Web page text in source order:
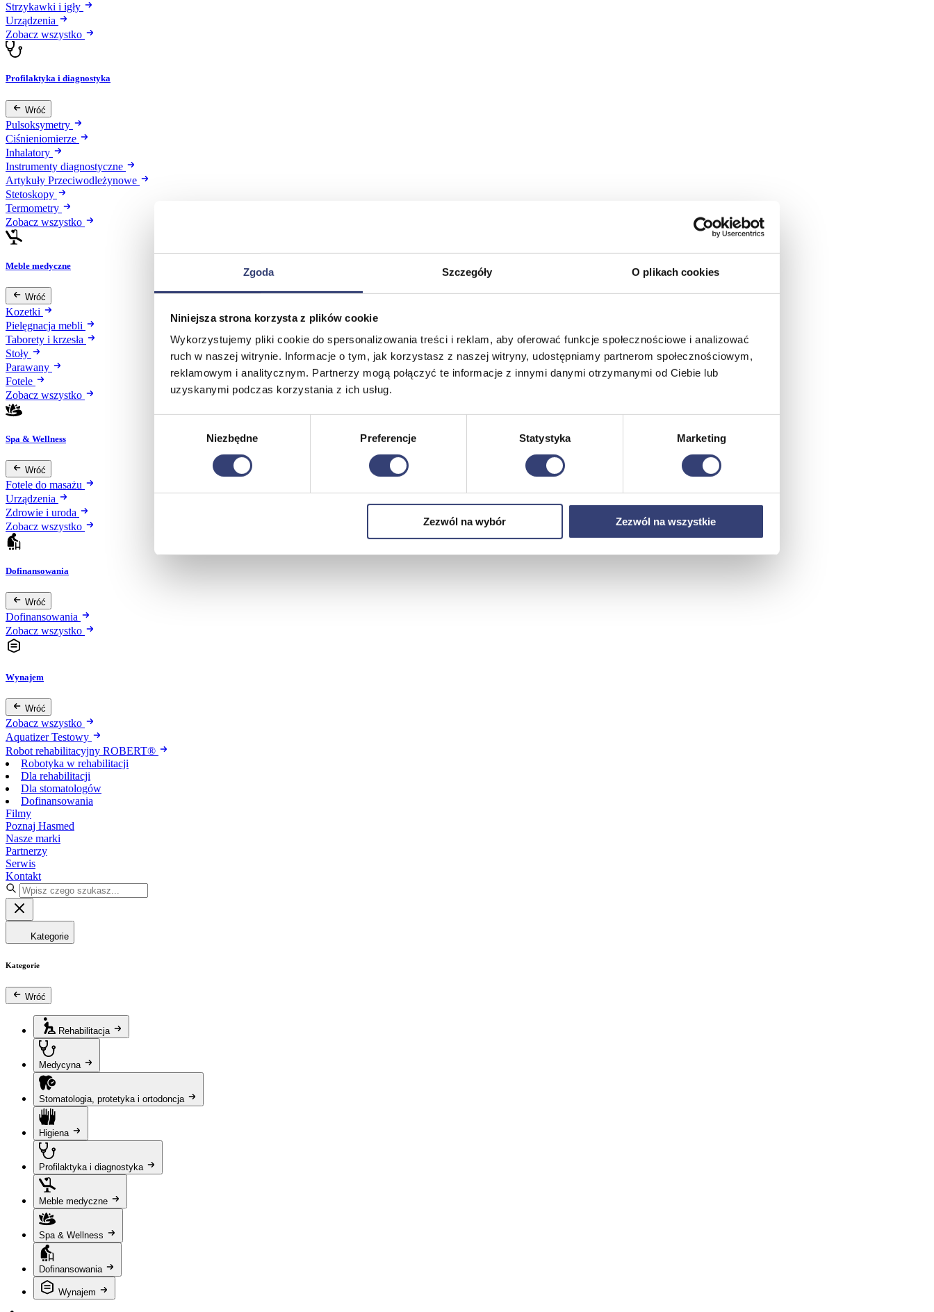
Zgoda Szczegóły O plikach cookies
Niniejsza strona korzysta z plików cookie
Wykorzystujemy pliki cookie do spersonalizowania treści i reklam, aby oferować funkcje społecznościowe i analizować
ruch w naszej witrynie. Informacje o tym, jak korzystasz z naszej witryny, udostępniamy partnerom społecznościowym,
reklamowym i analitycznym. Partnerzy mogą połączyć te informacje z innymi danymi otrzymanymi od Ciebie lub
uzyskanymi podczas korzystania z ich usług.
Niezbędne Preferencje Statystyka Marketing
Zezwól na wybór Zezwól na wszystkie
Strzykawki i igły
Urządzenia
Zobacz wszystko
Profilaktyka i diagnostyka
Wróć
Pulsoksymetry
Ciśnieniomierze
Inhalatory
Instrumenty diagnostyczne
Artykuły Przeciwodleżynowe
Stetoskopy
Termometry
Zobacz wszystko
Meble medyczne
Wróć
Kozetki
Pielęgnacja mebli
Taborety i krzesła
Stoły
Parawany
Fotele
Zobacz wszystko
Spa & Wellness
Wróć
Fotele do masażu
Urządzenia
Zdrowie i uroda
Zobacz wszystko
Dofinansowania
Wróć
Dofinansowania
Zobacz wszystko
Wynajem
Wróć
Zobacz wszystko
Aquatizer Testowy
Robot rehabilitacyjny ROBERT®
Robotyka w rehabilitacji
Dla rehabilitacji
Dla stomatologów
Dofinansowania
Filmy
Poznaj Hasmed
Nasze marki
Partnerzy
Serwis
Kontakt
Kategorie
Kategorie
Wróć
Rehabilitacja
Medycyna
Stomatologia, protetyka i ortodoncja
Higiena
Profilaktyka i diagnostyka
Meble medyczne
Spa & Wellness
Dofinansowania
Wynajem